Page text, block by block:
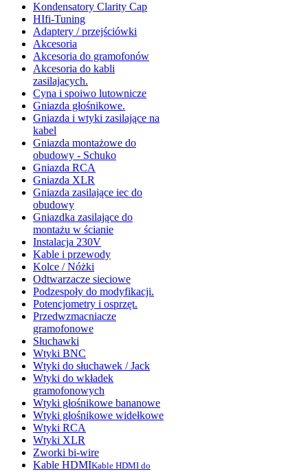
Kondensatory Clarity Cap
HIfi-Tuning
Adaptery / przejściówki
Akcesoria
Akcesoria do gramofonów
Akcesoria do kabli
zasilajacych.
Cyna i spoiwo lutownicze
Gniazda głośnikowe.
Gniazda i wtyki zasilające na
kabel
Gniazda montażowe do
obudowy - Schuko
Gniazda RCA
Gniazda XLR
Gniazda zasilające iec do
obudowy
Gniazdka zasilające do
montażu w ścianie
Instalacja 230V
Kable i przewody
Kolce / Nóżki
Odtwarzacze sieciowe
Podzespoły do modyfikacji.
Potencjometry i osprzęt.
Przedwzmacniacze
gramofonowe
Słuchawki
Wtyki BNC
Wtyki do słuchawek / Jack
Wtyki do wkładek
gramofonowych
Wtyki głośnikowe bananowe
Wtyki głośnikowe widełkowe
Wtyki RCA
Wtyki XLR
Zworki bi-wire
Kable HDMIKable HDMI do